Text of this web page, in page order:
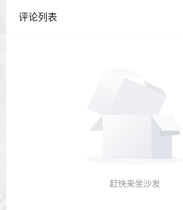
评论列表
赶快来坐沙发